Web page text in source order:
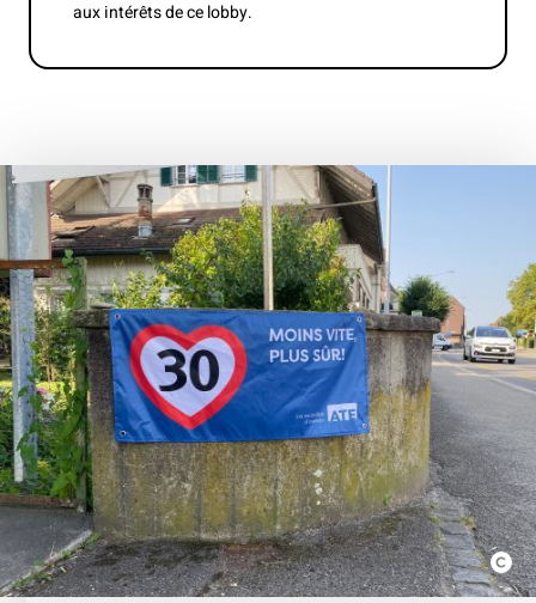
aux intérêts de ce lobby.